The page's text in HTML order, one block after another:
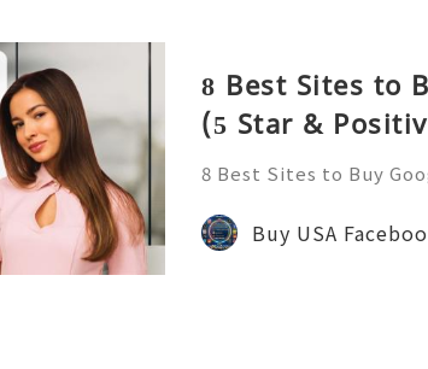
8 Best Sites to
(5 Star &
8 Best Sites to Buy
systems and
al decision-making
Buy USA